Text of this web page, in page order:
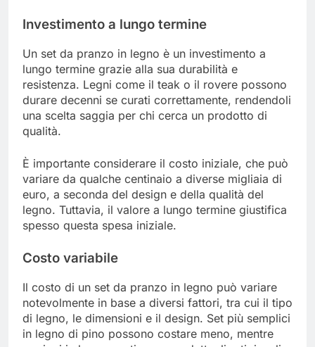
Investimento a lungo termine
Un set da pranzo in legno è un investimento a
lungo termine grazie alla sua durabilità e
resistenza. Legni come il teak o il rovere possono
durare decenni se curati correttamente, rendendoli
una scelta saggia per chi cerca un prodotto di
qualità.
È importante considerare il costo iniziale, che può
variare da qualche centinaio a diverse migliaia di
euro, a seconda del design e della qualità del
legno. Tuttavia, il valore a lungo termine giustifica
spesso questa spesa iniziale.
Costo variabile
Il costo di un set da pranzo in legno può variare
notevolmente in base a diversi fattori, tra cui il tipo
di legno, le dimensioni e il design. Set più semplici
in legno di pino possono costare meno, mentre